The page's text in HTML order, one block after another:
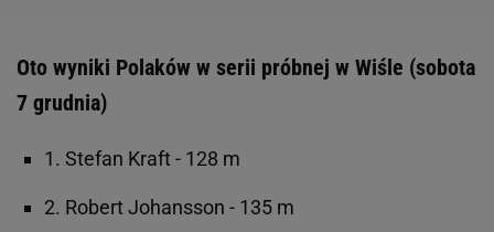
Oto wyniki Polaków w serii próbnej w Wiśle (sobota
7 grudnia)
1. Stefan Kraft - 128 m
2. Robert Johansson - 135 m